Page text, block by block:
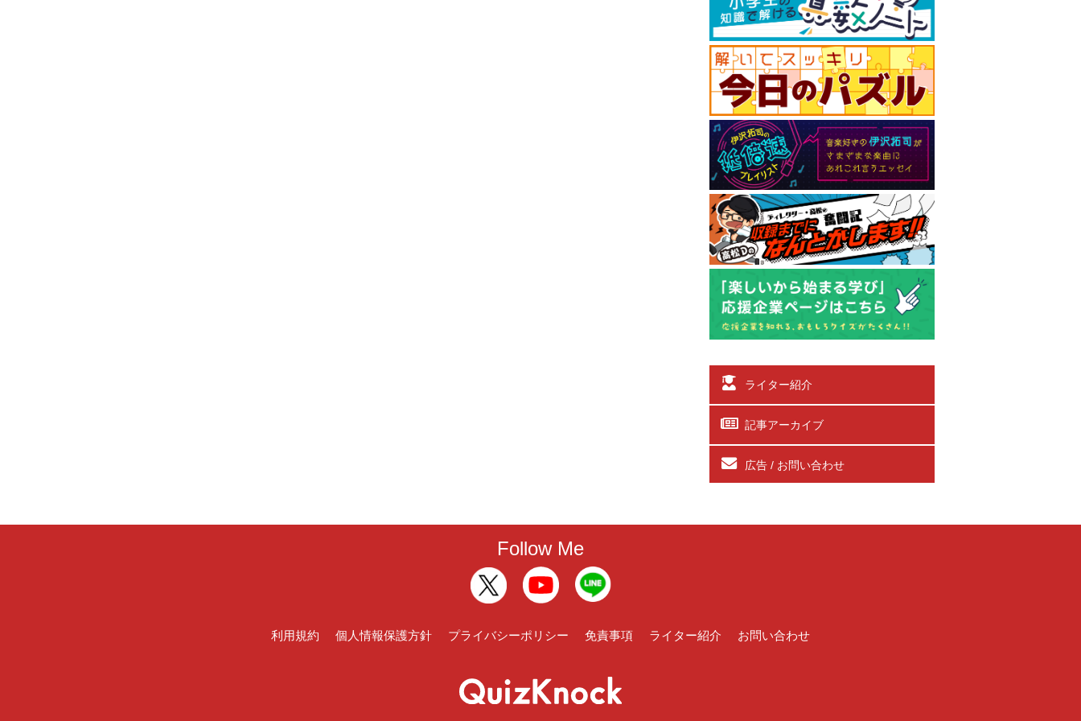
ライター紹介
記事アーカイブ
広告 / お問い合わせ
Follow Me
利用規約 個人情報保護方針 プライバシーポリシー 免責事項 ライター紹介 お問い合わせ